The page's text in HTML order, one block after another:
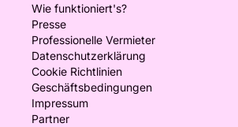
Wie funktioniert's?
Presse
Professionelle Vermieter
Datenschutzerklärung
Cookie Richtlinien
Geschäftsbedingungen
Impressum
Partner